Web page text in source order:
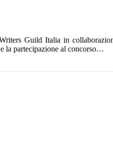
Guild Italia in
la partecipazione al concorso…